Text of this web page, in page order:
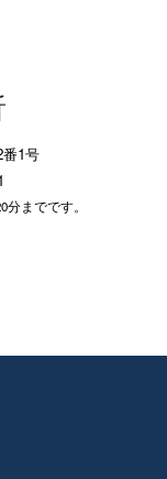
1号
までです。